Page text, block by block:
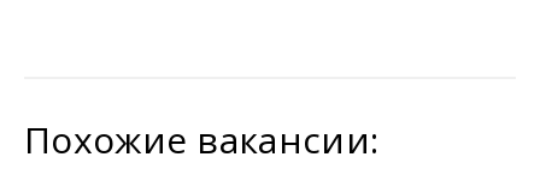
Похожие вакансии: